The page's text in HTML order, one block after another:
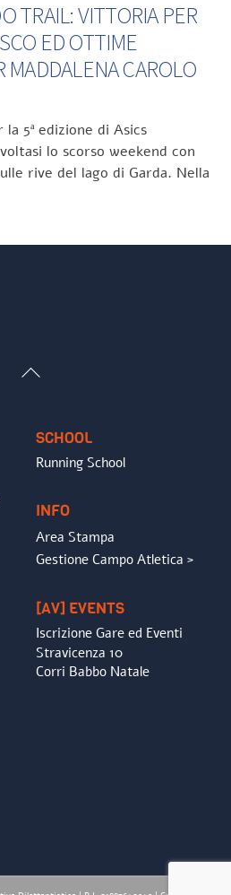
TRAIL: VITTORIA PER
ED OTTIME
MADDALENA CAROLO
5ª edizione di Asics
lo scorso weekend con
rive del lago di Garda. Nella
Back
SCHOOL
Running School
INFO
Area Stampa
Gestione Campo Atletica >
[AV] EVENTS
Iscrizione Gare ed Eventi
Stravicenza 10
Corri Babbo Natale